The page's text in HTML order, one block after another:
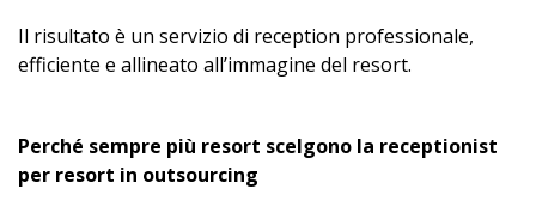
Il risultato è un servizio di reception professionale,
efficiente e allineato all’immagine del resort.
Perché sempre più resort scelgono la receptionist
per resort in outsourcing